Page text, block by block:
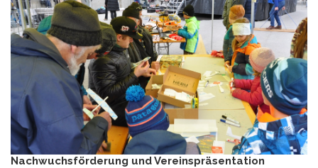
Nachwuchsförderung und Vereinspräsentation